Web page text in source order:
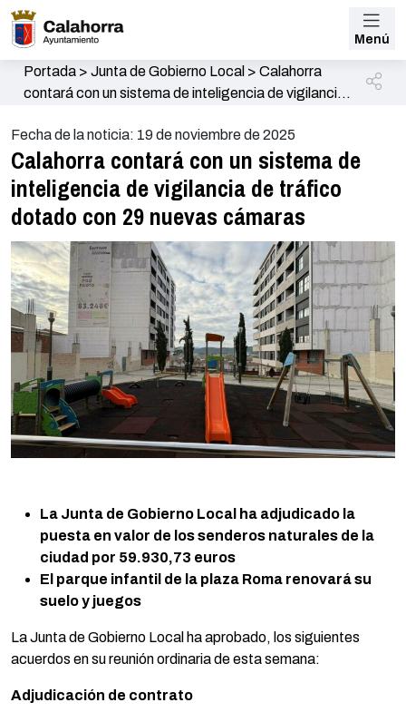
Menú
Portada> Junta de Gobierno Local > Calahorra
contará con un sistema de inteligencia de vigilancia
Fecha de la noticia: 19 de noviembre de 2025
Calahorra contará con un sistema de
inteligencia de vigilancia de tráfico
dotado con 29 nuevas cámaras
La Junta de Gobierno Local ha adjudicado la
puesta en valor de los senderos naturales de la
ciudad por 59.930,73 euros
El parque infantil de la plaza Roma renovará su
suelo y juegos
La Junta de Gobierno Local ha aprobado, los siguientes
acuerdos en su reunión ordinaria de esta semana:
Adjudicación de contrato